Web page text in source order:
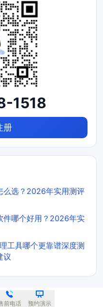
1518
册
么选？2026年实用测评
件哪个好用？2026年实
工具哪个更靠谱深度测
议
前电话 预约演示